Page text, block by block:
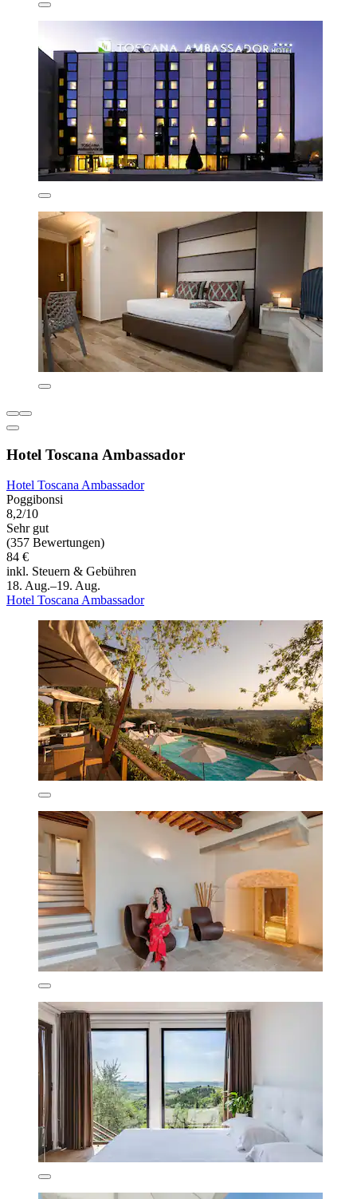
Hotel Toscana Ambassador
Hotel Toscana Ambassador
Poggibonsi
8,2/10
Sehr gut
(357 Bewertungen)
84 €
inkl. Steuern & Gebühren
18. Aug.–19. Aug.
Hotel Toscana Ambassador